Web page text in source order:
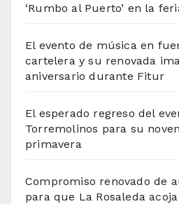
‘Rumbo al Puerto’ en la
El evento de música en
cartelera y su renovada
aniversario durante Fitur
El esperado regreso del
Torremolinos para su
primavera
Compromiso renovado de
para que La Rosaleda